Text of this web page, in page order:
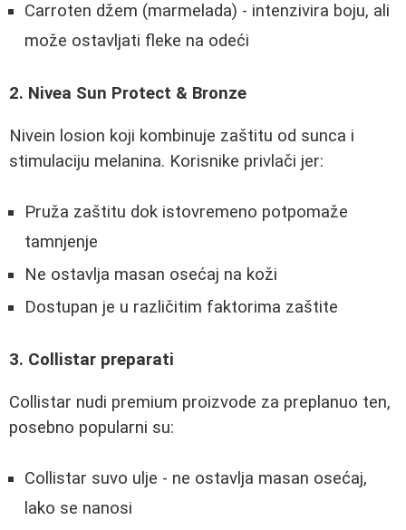
Carroten džem (marmelada) - intenzivira boju, ali
može ostavljati fleke na odeći
2. Nivea Sun Protect & Bronze
Nivein losion koji kombinuje zaštitu od sunca i
stimulaciju melanina. Korisnike privlači jer:
Pruža zaštitu dok istovremeno potpomaže
tamnjenje
Ne ostavlja masan osećaj na koži
Dostupan je u različitim faktorima zaštite
3. Collistar preparati
Collistar nudi premium proizvode za preplanuo ten,
posebno popularni su:
Collistar suvo ulje - ne ostavlja masan osećaj,
lako se nanosi